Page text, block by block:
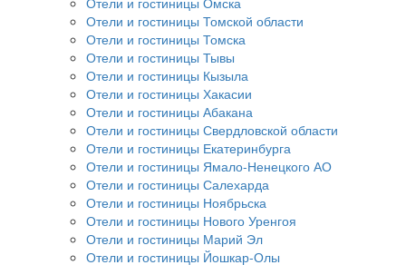
Отели и гостиницы Томской области
Отели и гостиницы Томска
Отели и гостиницы Тывы
Отели и гостиницы Кызыла
Отели и гостиницы Хакасии
Отели и гостиницы Абакана
Отели и гостиницы Свердловской области
Отели и гостиницы Екатеринбурга
Отели и гостиницы Ямало-Ненецкого АО
Отели и гостиницы Салехарда
Отели и гостиницы Ноябрьска
Отели и гостиницы Нового Уренгоя
Отели и гостиницы Марий Эл
Отели и гостиницы Йошкар-Олы